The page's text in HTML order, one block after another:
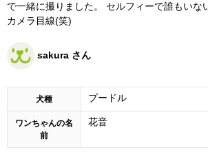
で一緒に撮りました。 セルフィーで誰もいな
カメラ目線(笑)
sakura さん
犬種 プードル
ワンちゃんの名
前
花音